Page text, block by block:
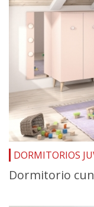
DORMITORIOS
Dormitorio